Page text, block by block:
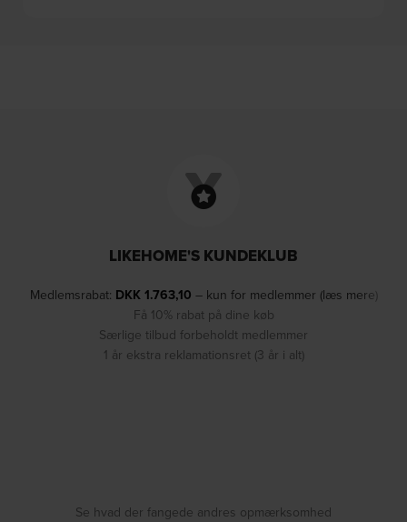
LIKEHOME'S KUNDEKLUB
Medlemsrabat: DKK1.763,10 – kun for medlemmer (læs mere)
Få 10% rabat på dine køb
Særlige tilbud forbeholdt medlemmer
1 år ekstra reklamationsret (3 år i alt)
Se hvad der fangede andres opmærksomhed